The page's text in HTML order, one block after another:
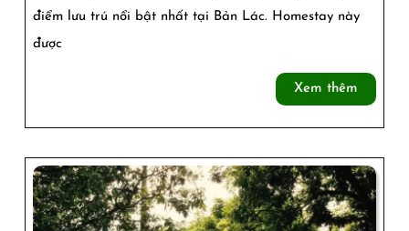
Nghỉ
Đẹp
Tại
điểm lưu trú nổi bật nhất tại Bản Lác. Homestay này
được
Xem thêm
thêm